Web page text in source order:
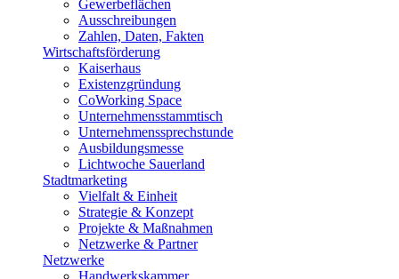
Gewerbeflächen
Ausschreibungen
Zahlen, Daten, Fakten
Wirtschaftsförderung
Kaiserhaus
Existenzgründung
CoWorking Space
Unternehmensstammtisch
Unternehmenssprechstunde
Ausbildungsmesse
Lichtwoche Sauerland
Stadtmarketing
Vielfalt & Einheit
Strategie & Konzept
Projekte & Maßnahmen
Netzwerke & Partner
Netzwerke
Handwerkskammer